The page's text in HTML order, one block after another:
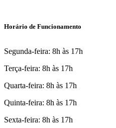
Horário de Funcionamento
Segunda-feira: 8h às 17h
Terça-feira: 8h às 17h
Quarta-feira: 8h às 17h
Quinta-feira: 8h às 17h
Sexta-feira: 8h às 17h